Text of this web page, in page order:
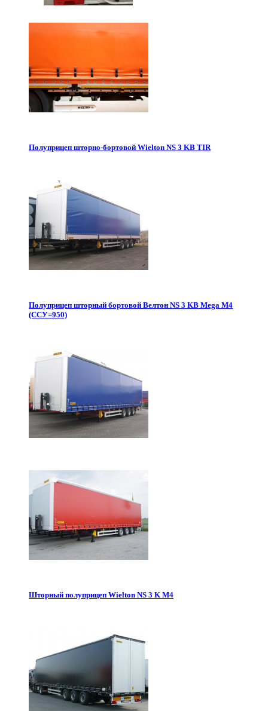
Полуприцеп шторно-бортовой Wielton NS 3 KB TIR
Полуприцеп шторный бортовой Велтон NS 3 KB Mega M4
(ССУ=950)
Шторный полуприцеп Wielton NS 3 K M4